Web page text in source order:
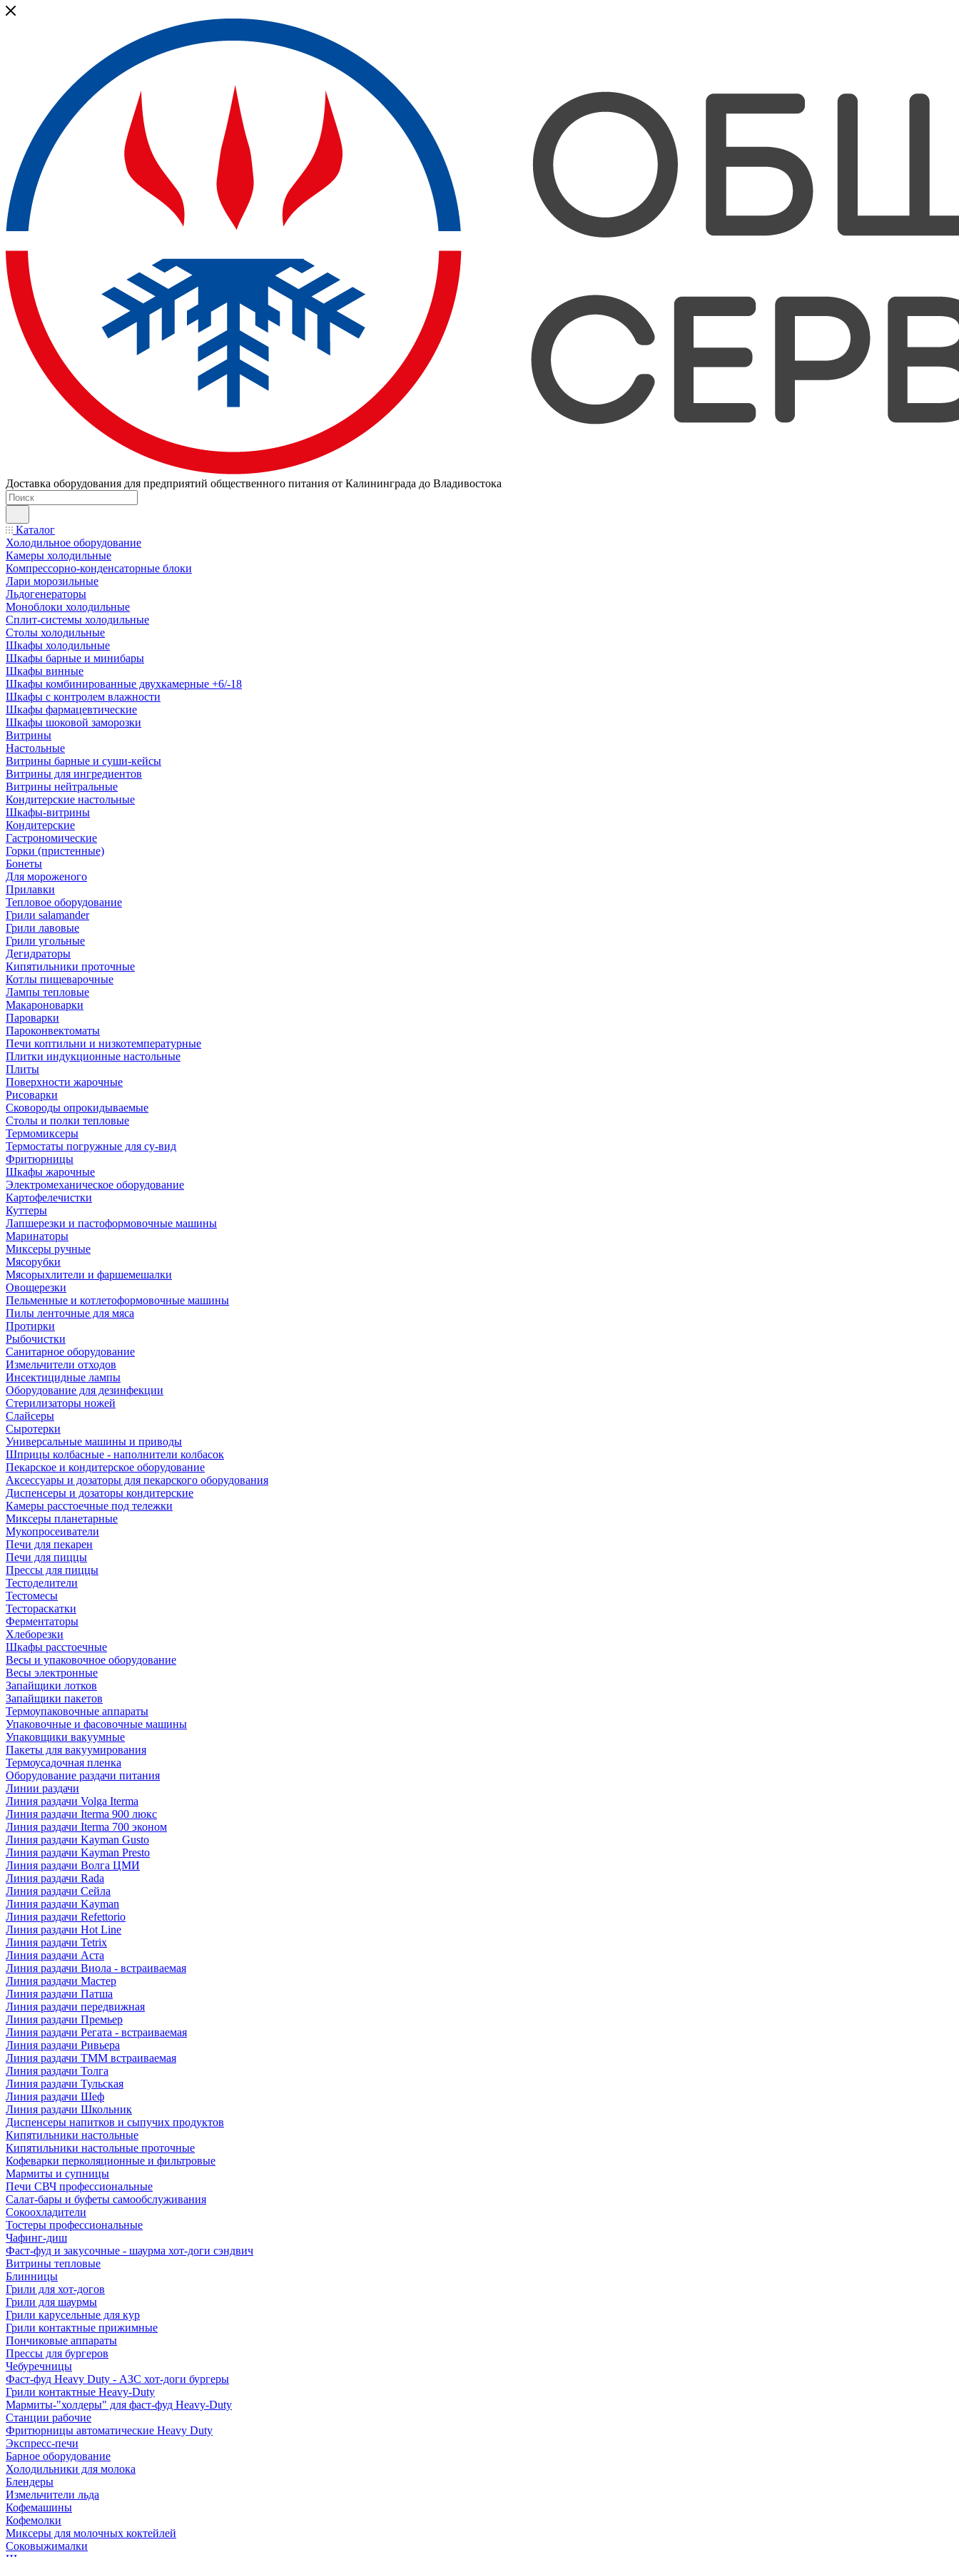
Доставка оборудования для предприятий общественного питания от Калининграда до Владивостока
Каталог
Холодильное оборудование
Камеры холодильные
Компрессорно-конденсаторные блоки
Лари морозильные
Льдогенераторы
Моноблоки холодильные
Сплит-системы холодильные
Столы холодильные
Шкафы холодильные
Шкафы барные и минибары
Шкафы винные
Шкафы комбинированные двухкамерные +6/-18
Шкафы с контролем влажности
Шкафы фармацевтические
Шкафы шоковой заморозки
Витрины
Настольные
Витрины барные и суши-кейсы
Витрины для ингредиентов
Витрины нейтральные
Кондитерские настольные
Шкафы-витрины
Кондитерские
Гастрономические
Горки (пристенные)
Бонеты
Для мороженого
Прилавки
Тепловое оборудование
Грили salamander
Грили лавовые
Грили угольные
Дегидраторы
Кипятильники проточные
Котлы пищеварочные
Лампы тепловые
Макароноварки
Пароварки
Пароконвектоматы
Печи коптильни и низкотемпературные
Плитки индукционные настольные
Плиты
Поверхности жарочные
Рисоварки
Сковороды опрокидываемые
Столы и полки тепловые
Термомиксеры
Термостаты погружные для су-вид
Фритюрницы
Шкафы жарочные
Электромеханическое оборудование
Картофелечистки
Куттеры
Лапшерезки и пастоформовочные машины
Маринаторы
Миксеры ручные
Мясорубки
Мясорыхлители и фаршемешалки
Овощерезки
Пельменные и котлетоформовочные машины
Пилы ленточные для мяса
Протирки
Рыбочистки
Санитарное оборудование
Измельчители отходов
Инсектицидные лампы
Оборудование для дезинфекции
Стерилизаторы ножей
Слайсеры
Сыротерки
Универсальные машины и приводы
Шприцы колбасные - наполнители колбасок
Пекарское и кондитерское оборудование
Аксессуары и дозаторы для пекарского оборудования
Диспенсеры и дозаторы кондитерские
Камеры расстоечные под тележки
Миксеры планетарные
Мукопросеиватели
Печи для пекарен
Печи для пиццы
Прессы для пиццы
Тестоделители
Тестомесы
Тестораскатки
Ферментаторы
Хлеборезки
Шкафы расстоечные
Весы и упаковочное оборудование
Весы электронные
Запайщики лотков
Запайщики пакетов
Термоупаковочные аппараты
Упаковочные и фасовочные машины
Упаковщики вакуумные
Пакеты для вакуумирования
Термоусадочная пленка
Оборудование раздачи питания
Линии раздачи
Линия раздачи Volga Iterma
Линия раздачи Iterma 900 люкс
Линия раздачи Iterma 700 эконом
Линия раздачи Kayman Gusto
Линия раздачи Kayman Presto
Линия раздачи Волга ЦМИ
Линия раздачи Rada
Линия раздачи Сейла
Линия раздачи Kayman
Линия раздачи Refettorio
Линия раздачи Hot Line
Линия раздачи Tetrix
Линия раздачи Аста
Линия раздачи Виола - встраиваемая
Линия раздачи Мастер
Линия раздачи Патша
Линия раздачи передвижная
Линия раздачи Премьер
Линия раздачи Регата - встраиваемая
Линия раздачи Ривьера
Линия раздачи ТММ встраиваемая
Линия раздачи Толга
Линия раздачи Тульская
Линия раздачи Шеф
Линия раздачи Школьник
Диспенсеры напитков и сыпучих продуктов
Кипятильники настольные
Кипятильники настольные проточные
Кофеварки перколяционные и фильтровые
Мармиты и супницы
Печи СВЧ профессиональные
Салат-бары и буфеты самообслуживания
Сокоохладители
Тостеры профессиональные
Чафинг-диш
Фаст-фуд и закусочные - шаурма хот-доги сэндвич
Витрины тепловые
Блинницы
Грили для хот-догов
Грили для шаурмы
Грили карусельные для кур
Грили контактные прижимные
Пончиковые аппараты
Прессы для бургеров
Чебуречницы
Фаст-фуд Heavy Duty - АЗС хот-доги бургеры
Грили контактные Heavy-Duty
Мармиты-"холдеры" для фаст-фуд Heavy-Duty
Станции рабочие
Фритюрницы автоматические Heavy Duty
Экспресс-печи
Барное оборудование
Холодильники для молока
Блендеры
Измельчители льда
Кофемашины
Кофемолки
Миксеры для молочных коктейлей
Соковыжималки